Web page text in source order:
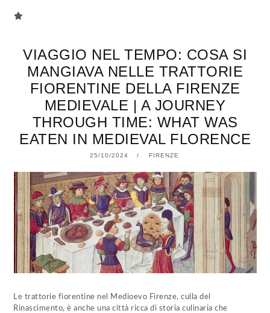
VIAGGIO NEL TEMPO: COSA SI
MANGIAVA NELLE TRATTORIE
FIORENTINE DELLA FIRENZE
MEDIEVALE | A JOURNEY
THROUGH TIME: WHAT WAS
EATEN IN MEDIEVAL FLORENCE
25/10/2024 25/10/2024
FIRENZE
Le trattorie fiorentine nel Medioevo Firenze, culla del
Rinascimento, è anche una città ricca di storia culinaria che